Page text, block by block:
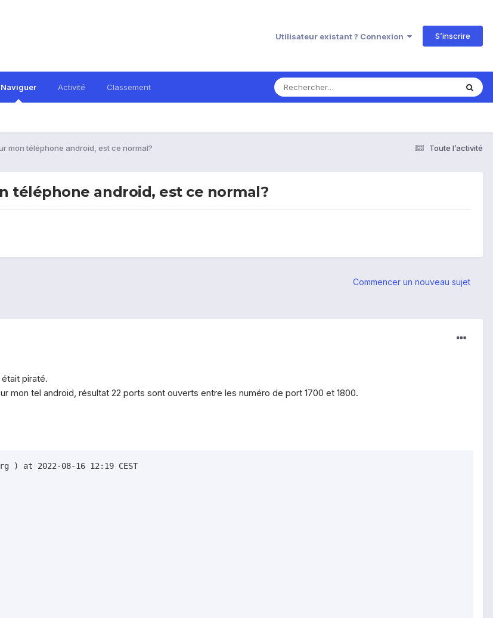
Utilisateur existant ? Connexion S’inscrire
Naviguer Activité Classement
Toute l’activité
mon téléphone android, est ce normal?
téléphone android, est ce normal?
Commencer un nouveau sujet
piraté.
mon tel android, résultat 22 ports sont ouverts entre les numéro de port 1700 et 1800.
) at 2022-08-16 12:19 CEST